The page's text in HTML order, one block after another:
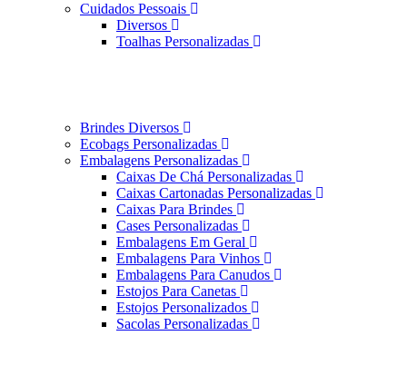
Cuidados Pessoais
Diversos
Toalhas Personalizadas
Brindes Diversos
Ecobags Personalizadas
Embalagens Personalizadas
Caixas De Chá Personalizadas
Caixas Cartonadas Personalizadas
Caixas Para Brindes
Cases Personalizadas
Embalagens Em Geral
Embalagens Para Vinhos
Embalagens Para Canudos
Estojos Para Canetas
Estojos Personalizados
Sacolas Personalizadas